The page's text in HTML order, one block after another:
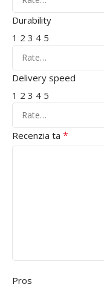
Durability
1 2 3 4 5
Delivery speed
1 2 3 4 5
Recenzia ta *
Pros